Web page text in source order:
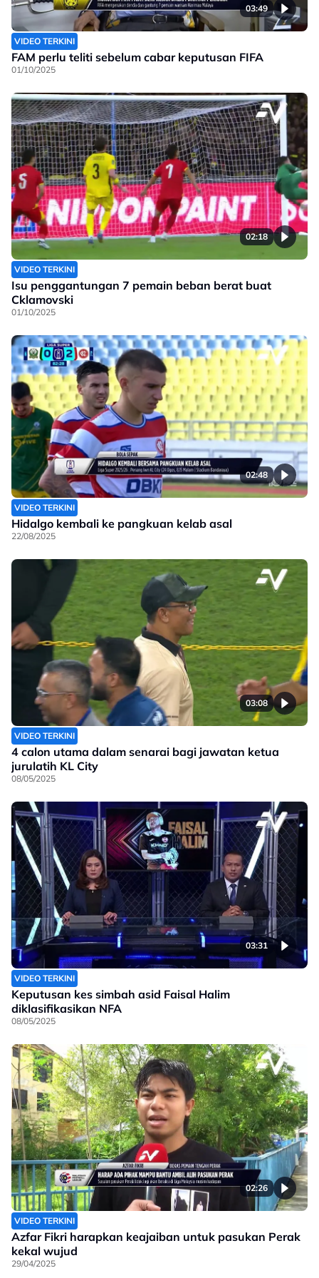
03:49
VIDEO TERKINI
FAM perlu teliti sebelum cabar keputusan FIFA
01/10/2025
02:18
VIDEO TERKINI
Isu penggantungan 7 pemain beban berat buat
Cklamovski
01/10/2025
02:48
VIDEO TERKINI
Hidalgo kembali ke pangkuan kelab asal
22/08/2025
03:08
VIDEO TERKINI
4 calon utama dalam senarai bagi jawatan ketua
jurulatih KL City
08/05/2025
03:31
VIDEO TERKINI
Keputusan kes simbah asid Faisal Halim
diklasifikasikan NFA
08/05/2025
02:26
VIDEO TERKINI
Azfar Fikri harapkan keajaiban untuk pasukan Perak
kekal wujud
29/04/2025